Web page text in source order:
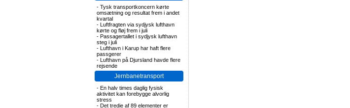
- Tysk transportkoncern kørte
omsætning og resultat frem i andet
kvartal
- Luftfragten via sydjysk lufthavn
kørte og fløj frem i juli
- Passagertallet i sydjysk lufthavn
steg i juli
- Lufthavn i Karup har haft flere
passgerer
- Lufthavn på Djursland havde flere
rejsende
Jernbanetransport
- En halv times daglig fysisk
aktivitet kan forebygge alvorlig
stress
- Det tredie af 89 elementer er